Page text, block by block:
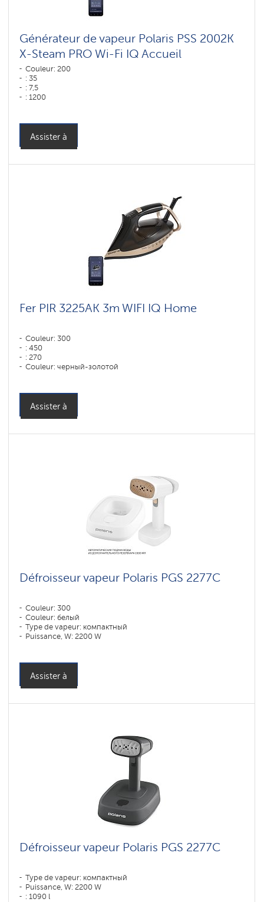
Générateur de vapeur Polaris PSS 2002K
X-Steam PRO Wi-Fi IQ Accueil
Couleur: 200
: 35
: 7,5
: 1200
Couleur: черный-графит
Puissance, W: 2600 W
Assister à
Fer PIR 3225AK 3m WIFI IQ Home
Couleur: 300
: 450
: 270
Couleur: черный-золотой
Assister à
Défroisseur vapeur Polaris PGS 2277C
Couleur: 300
Couleur: белый
Type de vapeur: компактный
Puissance, W: 2200 W
Assister à
Défroisseur vapeur Polaris PGS 2277C
Type de vapeur: компактный
Puissance, W: 2200 W
: 1090 l